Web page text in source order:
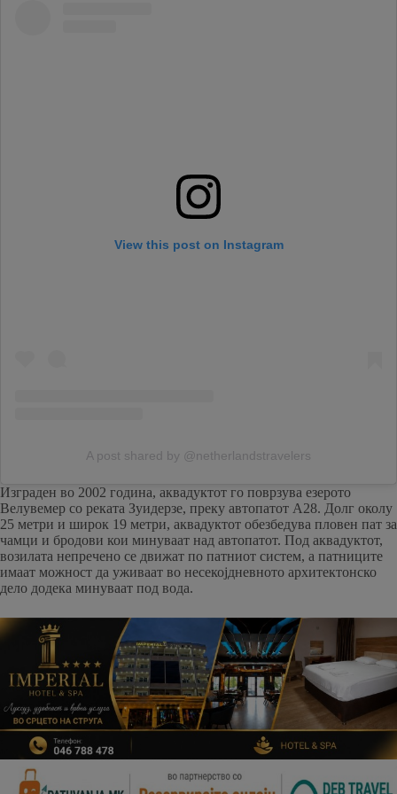
View this post on Instagram
A post shared by @netherlandstravelers
Изграден во 2002 година, аквадуктот го поврзува езерото
Велувемер со реката Зуидерзе, преку автопатот А28. Долг околу
25 метри и широк 19 метри, аквадуктот обезбедува пловен пат за
чамци и бродови кои минуваат над автопатот. Под аквадуктот,
возилата непречено се движат по патниот систем, а патниците
имаат можност да уживаат во несекојдневното архитектонско
дело додека минуваат под вода.